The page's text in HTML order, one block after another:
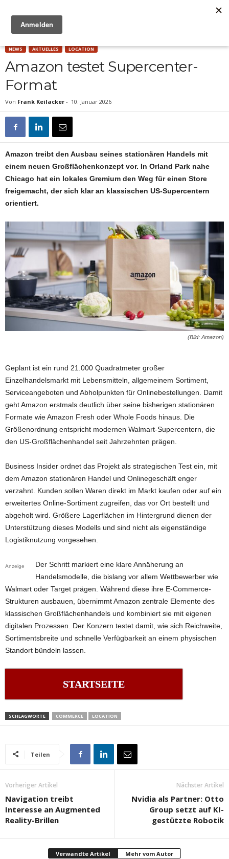
NEWS AKTUELLES LOCATION
Amazon testet Supercenter-
Format
Von Frank Keilacker - 10. Januar 2026
Amazon treibt den Ausbau seines stationären Handels mit
einem neuen Großflächenkonzept vor. In Orland Park nahe
Chicago hat ein lokales Gremium den Weg für einen Store
freigemacht, der sich klar an klassischen US-Supercentern
orientiert.
(Bild: Amazon)
Geplant ist ein rund 21.000 Quadratmeter großer
Einzelhandelsmarkt mit Lebensmitteln, allgemeinem Sortiment,
Serviceangeboten und Abholpunkten für Onlinebestellungen. Damit
geht Amazon erstmals deutlich über seine bisherigen stationären
Formate wie Amazon Fresh oder Whole Foods hinaus. Die
Größenordnung entspricht modernen Walmart-Supercentern, die
den US-Großflächenhandel seit Jahrzehnten prägen.
Business Insider ordnet das Projekt als strategischen Test ein, mit
dem Amazon stationären Handel und Onlinegeschäft enger
verzahnt. Kunden sollen Waren direkt im Markt kaufen oder auf ein
erweitertes Online-Sortiment zugreifen, das vor Ort bestellt und
abgeholt wird. Größere Lagerflächen im Hintergrund dienen der
Unterstützung dieses Modells und sind nicht als eigenständige
Logistiknutzung vorgesehen.
Anzeige
Der Schritt markiert eine klare Annäherung an
Handelsmodelle, die bislang vor allem Wettbewerber wie
Walmart oder Target prägen. Während diese ihre E-Commerce-
Strukturen ausbauen, übernimmt Amazon zentrale Elemente des
klassischen Großflächenhandels und kombiniert sie mit eigenen
digitalen Prozessen. Der Konzern testet damit, wie sich Reichweite,
Sortimentsbreite und schnelle Verfügbarkeit an einem physischen
Standort bündeln lassen.
STARTSEITE
SCHLAGWORTE COMMERCE LOCATION
Teilen
Vorheriger Artikel
Navigation treibt
Interesse an Augmented
Reality-Brillen
Nächster Artikel
Nvidia als Partner: Otto
Group setzt auf KI-
gestützte Robotik
Verwandte Artikel Mehr vom Autor